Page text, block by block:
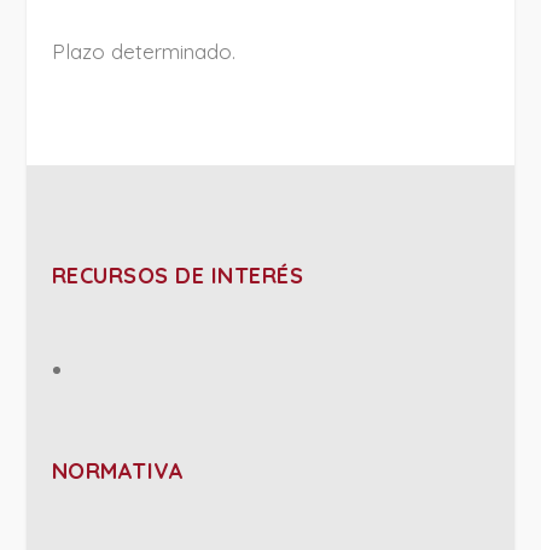
Plazo determinado.
RECURSOS DE INTERÉS
NORMATIVA